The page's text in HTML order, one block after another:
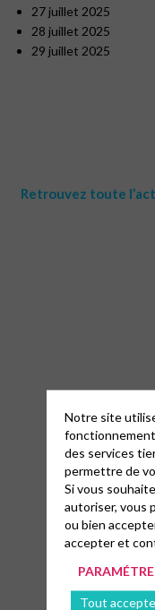
27 juillet 2025
28 juillet 2025
29 juillet 2025
Retrouvez toute
Notre site
des services
permettre de
Si vous
autoriser, vous
ou bien
accepter et
Tout